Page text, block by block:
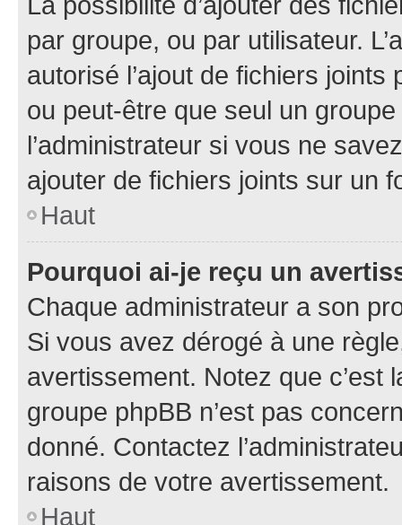
par groupe, ou par utilisateur.
autorisé l’ajout de fichiers
ou peut-être que seul un
l’administrateur si vous ne
ajouter de fichiers joints sur un
Haut
Pourquoi ai-je reçu un
Chaque administrateur a son
Si vous avez dérogé à une
avertissement. Notez que c’est
groupe phpBB n’est pas
donné. Contactez
raisons de votre avertissement.
Haut